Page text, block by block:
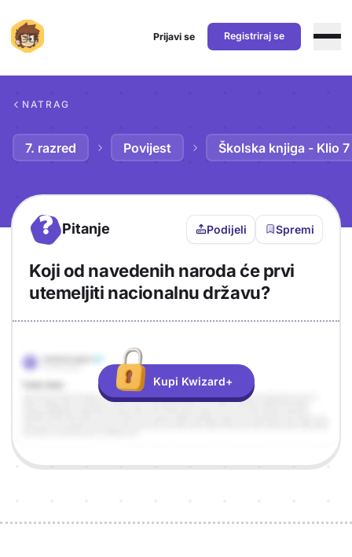
Prijavi se Registriraj se
NATRAG
7. razred Povijest Školska knjiga - Klio 7
? Pitanje Podijeli Spremi
Koji od navedenih naroda će prvi
utemeljiti nacionalnu državu?
Odgovor
Objašnjenje
Kupi Kwizard+